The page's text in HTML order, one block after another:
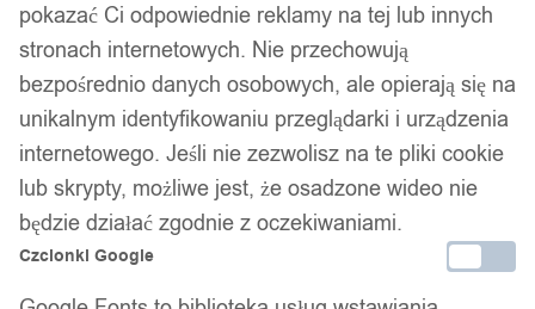
pokazać Ci odpowiednie reklamy na tej lub innych
stronach internetowych. Nie przechowują
bezpośrednio danych osobowych, ale opierają się na
unikalnym identyfikowaniu przeglądarki i urządzenia
internetowego. Jeśli nie zezwolisz na te pliki cookie
lub skrypty, możliwe jest, że osadzone wideo nie
będzie działać zgodnie z oczekiwaniami.
Czcionki Google